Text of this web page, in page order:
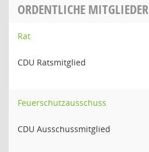
ORDENTLICHE MITGLIEDER
Rat
CDU Ratsmitglied
Feuerschutzausschuss
CDU Ausschussmitglied